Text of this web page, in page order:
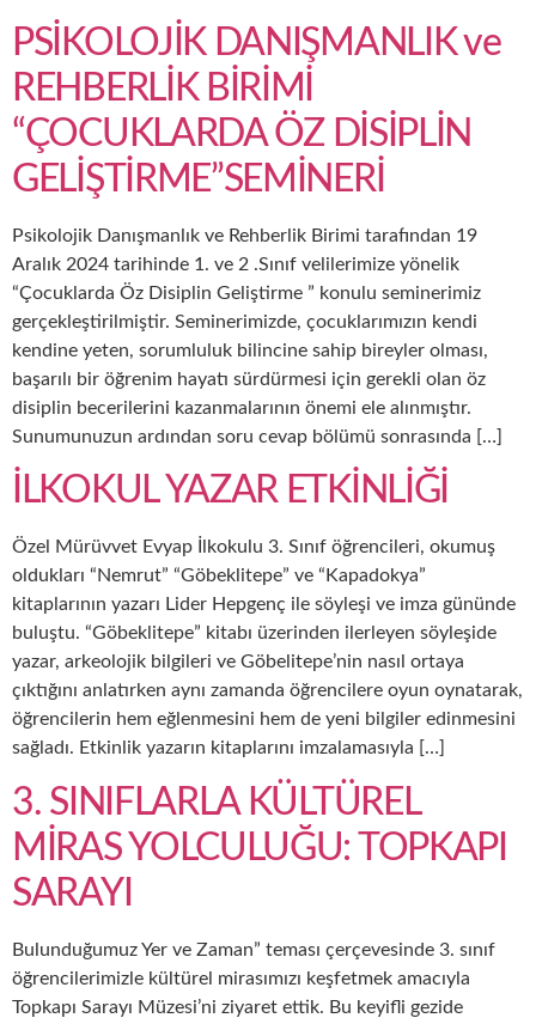
PSİKOLOJİK DANIŞMANLIK ve
REHBERLİK BİRİMİ
“ÇOCUKLARDA ÖZ DİSİPLİN
GELİŞTİRME”SEMİNERİ
Psikolojik Danışmanlık ve Rehberlik Birimi tarafından 19
Aralık 2024 tarihinde 1. ve 2 .Sınıf velilerimize yönelik
“Çocuklarda Öz Disiplin Geliştirme ” konulu seminerimiz
gerçekleştirilmiştir. Seminerimizde, çocuklarımızın kendi
kendine yeten, sorumluluk bilincine sahip bireyler olması,
başarılı bir öğrenim hayatı sürdürmesi için gerekli olan öz
disiplin becerilerini kazanmalarının önemi ele alınmıştır.
Sunumunuzun ardından soru cevap bölümü sonrasında […]
İLKOKUL YAZAR ETKİNLİĞİ
Özel Mürüvvet Evyap İlkokulu 3. Sınıf öğrencileri, okumuş
oldukları “Nemrut” “Göbeklitepe” ve “Kapadokya”
kitaplarının yazarı Lider Hepgenç ile söyleşi ve imza gününde
buluştu. “Göbeklitepe” kitabı üzerinden ilerleyen söyleşide
yazar, arkeolojik bilgileri ve Göbelitepe’nin nasıl ortaya
çıktığını anlatırken aynı zamanda öğrencilere oyun oynatarak,
öğrencilerin hem eğlenmesini hem de yeni bilgiler edinmesini
sağladı. Etkinlik yazarın kitaplarını imzalamasıyla […]
3. SINIFLARLA KÜLTÜREL
MİRAS YOLCULUĞU: TOPKAPI
SARAYI
Bulunduğumuz Yer ve Zaman” teması çerçevesinde 3. sınıf
öğrencilerimizle kültürel mirasımızı keşfetmek amacıyla
Topkapı Sarayı Müzesi’ni ziyaret ettik. Bu keyifli gezide